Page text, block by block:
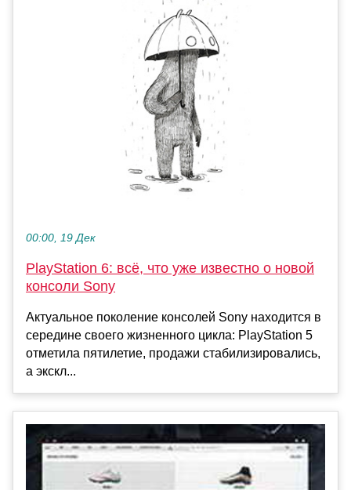
00:00, 19 Дек
PlayStation 6: всё, что уже известно о новой
консоли Sony
Актуальное поколение консолей Sony находится в
середине своего жизненного цикла: PlayStation 5
отметила пятилетие, продажи стабилизировались,
а экскл...